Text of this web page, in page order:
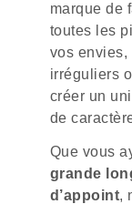
marque de
toutes les
vos envies,
irréguliers
créer un
de
Que vous
grande
d’appoint,